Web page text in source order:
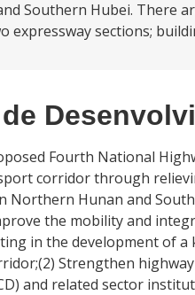
Southern Hubei. There
expressway sections;
Fourth National
corridor through
Northern Hunan and
the mobility and
in the development of
Strengthen
and related sector